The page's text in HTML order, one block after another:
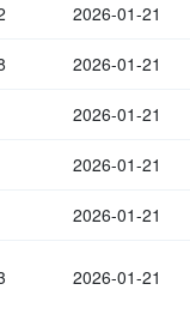
2026-01-21
2026-01-21
2026-01-21
2026-01-21
2026-01-21
2026-01-21